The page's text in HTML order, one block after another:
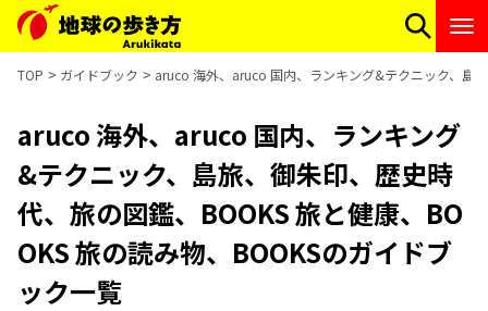
TOP ガイドブック aruco 海外、aruco 国内、ランキング&テクニック、島
aruco 海外、aruco 国内、ランキング
&テクニック、島旅、御朱印、歴史時
代、旅の図鑑、BOOKS 旅と健康、BO
OKS 旅の読み物、BOOKSのガイドブ
ック一覧